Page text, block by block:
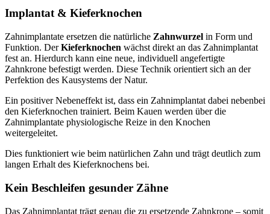
Implantat & Kieferknochen
Zahnimplantate ersetzen die natürliche Zahnwurzel in Form und
Funktion. DerKieferknochen wächst direkt an das Zahnimplantat
fest an. Hierdurch kann eine neue, individuell angefertigte
Zahnkrone befestigt werden. Diese Technik orientiert sich an der
Perfektion des Kausystems der Natur.
Ein positiver Nebeneffekt ist, dass ein Zahnimplantat dabei nebenbei
den Kieferknochen trainiert. Beim Kauen werden über die
Zahnimplantate physiologische Reize in den Knochen
weitergeleitet.
Dies funktioniert wie beim natürlichen Zahn und trägt deutlich zum
langen Erhalt des Kieferknochens bei.
Kein Beschleifen gesunder Zähne
Das Zahnimplantat trägt genau die zu ersetzende Zahnkrone – somit